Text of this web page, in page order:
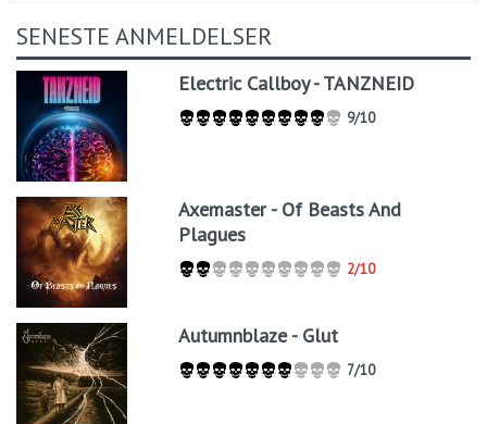
SENESTE ANMELDELSER
Electric Callboy - TANZNEID
9/10
Axemaster - Of Beasts And
Plagues
2/10
Autumnblaze - Glut
7/10